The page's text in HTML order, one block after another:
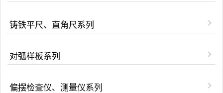
铸铁平尺、直角尺系列
对弧样板系列
偏摆检查仪、测量仪系列